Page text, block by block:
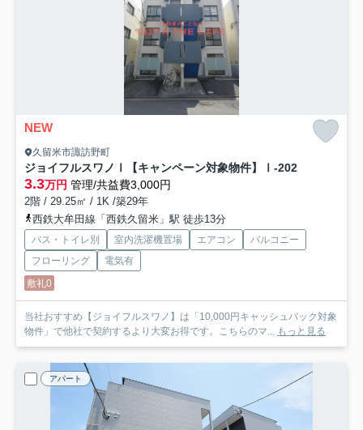
NEW
久留米市諏訪野町
ジョイフルスワノⅠ【キャンペーン対象物件】 Ⅰ-202
3.3万円 管理/共益費3,000円
2階 / 29.25㎡ / 1K /築29年
西鉄大牟田線「西鉄久留米」駅 徒歩13分
バス・トイレ別 室内洗濯機置場 エアコン
バルコニー
フローリング
電気有
敷礼0
当社おすすめ【ジョイフルスワノ】は「10,000円キャッシュバック対象
物件」で他社で契約するより大変お得です。こちらのマ... もっと見る
アパート